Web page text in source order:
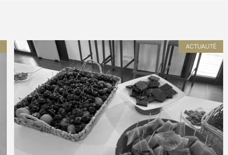
ACTUALITÉ